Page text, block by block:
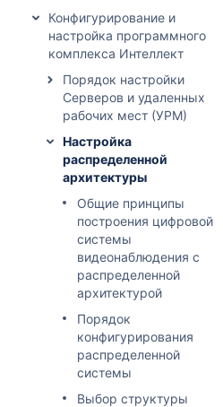
Конфигурирование и
настройка программного
комплекса Интеллект
Порядок настройки
Серверов и удаленных
рабочих мест (УРМ)
Настройка
распределенной
архитектуры
Общие принципы
построения цифровой
системы
видеонаблюдения с
распределенной
архитектурой
Порядок
конфигурирования
распределенной
системы
Выбор структуры